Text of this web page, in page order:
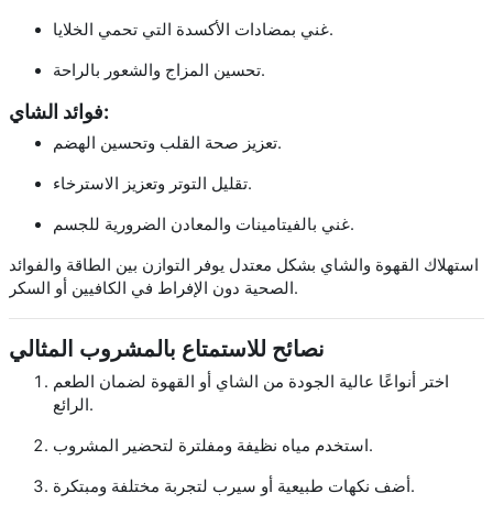
غني بمضادات الأكسدة التي تحمي الخلايا.
تحسين المزاج والشعور بالراحة.
فوائد الشاي:
تعزيز صحة القلب وتحسين الهضم.
تقليل التوتر وتعزيز الاسترخاء.
غني بالفيتامينات والمعادن الضرورية للجسم.
استهلاك القهوة والشاي بشكل معتدل يوفر التوازن بين الطاقة والفوائد
الصحية دون الإفراط في الكافيين أو السكر.
نصائح للاستمتاع بالمشروب المثالي
اختر أنواعًا عالية الجودة من الشاي أو القهوة لضمان الطعم
الرائع.
استخدم مياه نظيفة ومفلترة لتحضير المشروب.
أضف نكهات طبيعية أو سيرب لتجربة مختلفة ومبتكرة.